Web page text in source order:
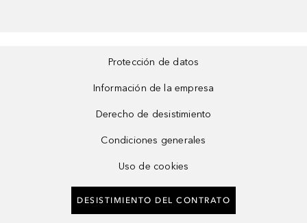
Protección de datos
Información de la empresa
Derecho de desistimiento
Condiciones generales
Uso de cookies
DESISTIMIENTO DEL CONTRATO